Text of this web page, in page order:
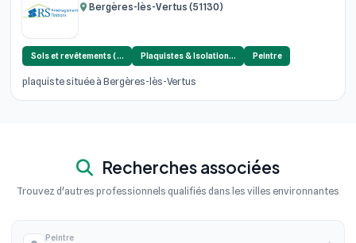
Bergères-lès-Vertus (51130)
Sols et revêtements (… Plaquistes & Isolation… Peintre
plaquiste située à Bergères-lès-Vertus
Recherches associées
Trouvez d'autres professionnels qualifiés dans les villes environnantes
Peintre